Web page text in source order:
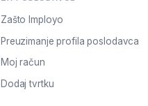
Zašto Imployo
Preuzimanje profila poslodavca
Moj račun
Dodaj tvrtku